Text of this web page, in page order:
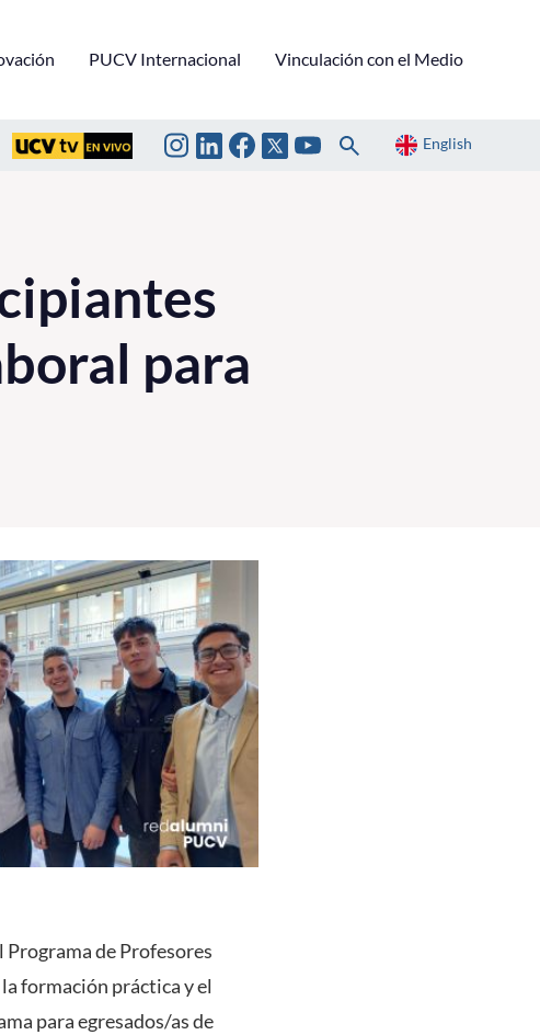
PUCV Internacional Vinculación con el Medio
English
para
Programa de Profesores
formación práctica y el
para egresados/as de